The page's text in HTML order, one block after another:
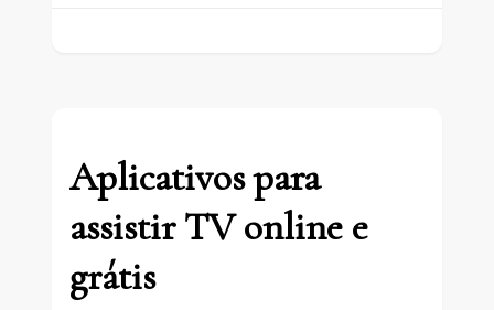
Aplicativos para
assistir TV online e
grátis